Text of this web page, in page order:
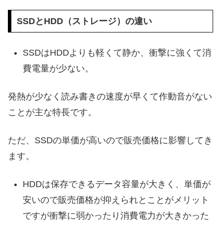
SSDとHDD（ストレージ）の違い
SSDはHDDよりも軽くて静か、衝撃に強くて消
費電量が少ない。
発熱が少なく読み書きの速度が早くて作動音がない
ことが主な特長です。
ただ、SSDの単価が高いので販売価格に影響してき
ます。
HDDは保存できるデータ容量が大きく、単価が
安いので販売価格が抑えられとことがメリット
ですが衝撃に弱かったり消費電力が大きかった